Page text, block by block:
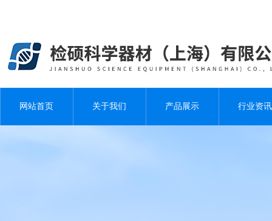
网站首页 关于我们 产品展示 行业资讯